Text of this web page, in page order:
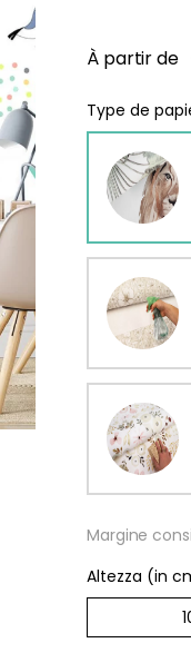
À partir de
Type de
Margine
Altezza (in